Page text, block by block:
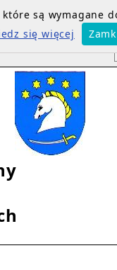
są wymagane
się więcej